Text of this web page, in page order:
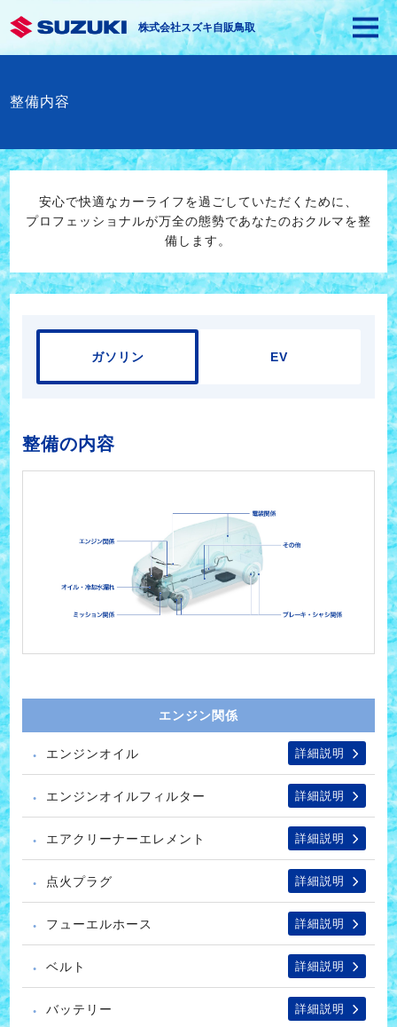
株式会社スズキ自販鳥取
整備内容
安心で快適なカーライフを過ごしていただくために、
プロフェッショナルが万全の態勢であなたのおクルマを整
備します。
ガソリン EV
整備の内容
エンジン関係
エンジンオイル 詳細説明
エンジンオイルフィルター 詳細説明
エアクリーナーエレメント 詳細説明
点火プラグ 詳細説明
フューエルホース 詳細説明
ベルト 詳細説明
バッテリー 詳細説明